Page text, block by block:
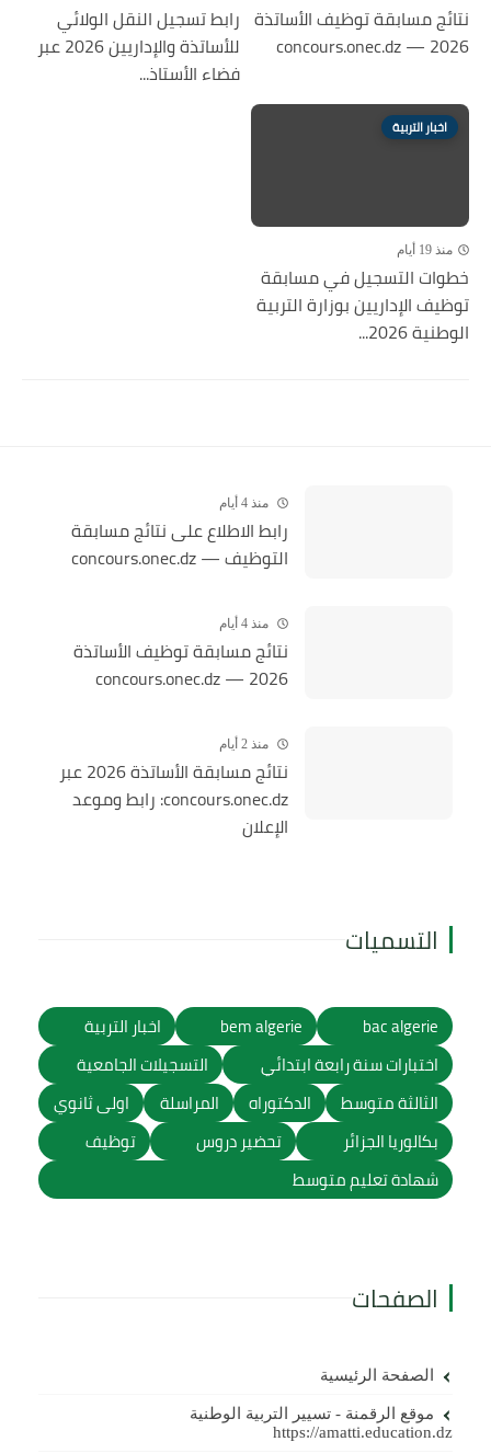
نتائج مسابقة توظيف الأساتذة
2026 — concours.onec.dz
رابط تسجيل النقل الولائي
للأساتذة والإداريين 2026 عبر
فضاء الأستاذ...
اخبار التربية
منذ 19 أيام
خطوات التسجيل في مسابقة
توظيف الإداريين بوزارة التربية
الوطنية 2026...
منذ 4 أيام
رابط الاطلاع على نتائج مسابقة
التوظيف — concours.onec.dz
منذ 4 أيام
نتائج مسابقة توظيف الأساتذة
2026 — concours.onec.dz
منذ 2 أيام
نتائج مسابقة الأساتذة 2026 عبر
concours.onec.dz: رابط وموعد
الإعلان
التسميات
bac algerie
bem algerie
اخبار التربية
اختبارات سنة رابعة ابتدائي
التسجيلات الجامعية
الثالثة متوسط
الدكتوراه المراسلة
اولى ثانوي
بكالوريا الجزائر
تحضير دروس
توظيف
شهادة تعليم متوسط
الصفحات
الصفحة الرئيسية
موقع الرقمنة - تسيير التربية الوطنية
https://amatti.education.dz